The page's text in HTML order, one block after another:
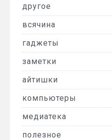
другое
всячина
гаджеты
заметки
айтишки
компьютеры
медиатека
полезное